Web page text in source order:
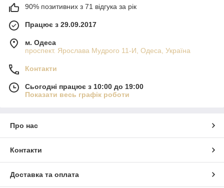
90% позитивних з 71 відгука за рік
Працює з 29.09.2017
м. Одеса
проспект. Ярослава Мудрого 11-И, Одеса, Україна
Контакти
Сьогодні працює з 10:00 до 19:00
Показати весь графік роботи
Про нас
Контакти
Доставка та оплата